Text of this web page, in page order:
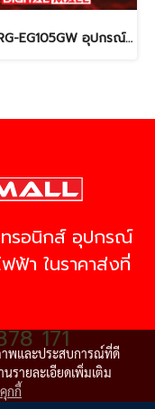
Ruijie RG-EG105GW อุปกรณ์เชื่อมต่อสัญญาณ (router) รับประกันศูนย์ไทย 3 ปี
ทรอนิกส์ อุปกรณ์
ฟ้า ในราคาส่งที่
171
าพและประสบการณ์ที่ดี
รายละเอียดเพิ่มเติม
กกี้